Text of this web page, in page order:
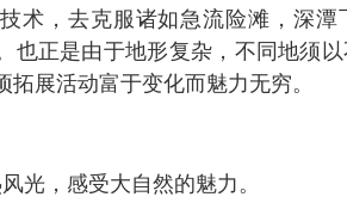
术，去克服诸如急流险滩，深潭
也正是由于地形复杂，不同地须
拓展活动富于变化而魅力无穷。
光，感受大自然的魅力。